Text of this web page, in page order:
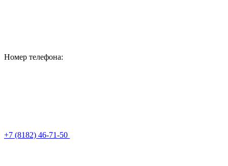
Номер телефона:
+7 (8182) 46-71-50